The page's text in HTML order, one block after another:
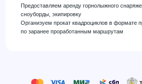
Предоставляем аренду горнолыжного
сноуборды, экипировку
Организуем прокат квадроциклов в формате
по заранее проработанным маршрутам